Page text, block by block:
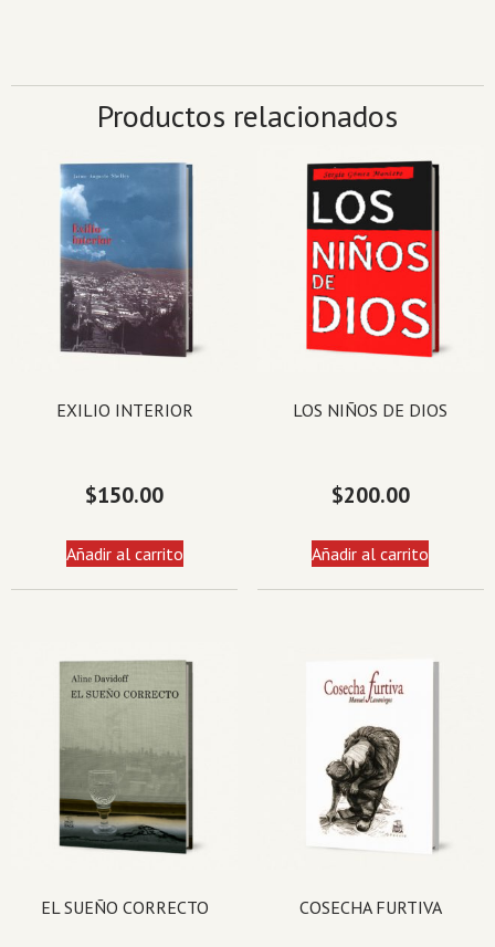
Productos relacionados
EXILIO INTERIOR
$150.00
Añadir al carrito
LOS NIÑOS DE DIOS
$200.00
Añadir al carrito
EL SUEÑO CORRECTO COSECHA FURTIVA